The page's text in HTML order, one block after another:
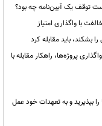
توقف یک آیین‌نامه چه بود؟
با واگذاری امتیاز
باید مقابله کرد
پروژه‌ها، راهکار مقابله با
بپذیرید و به تعهدات خود عمل